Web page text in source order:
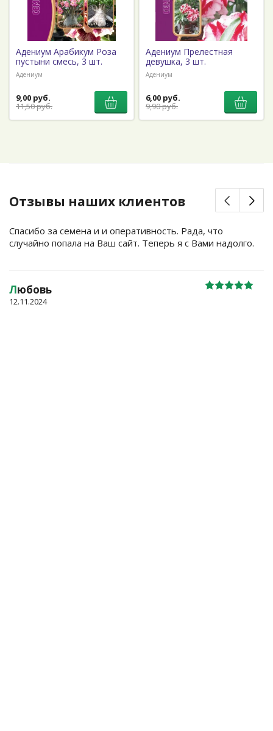
Адениум Арабикум Роза
пустыни смесь, 3 шт.
Адениум
9,00 руб.
11,50 руб.
Адениум Прелестная
девушка, 3 шт.
Адениум
6,00 руб.
9,90 руб.
Отзывы наших клиентов
Спасибо за семена и и оперативность. Рада, что
случайно попала на Ваш сайт. Теперь я с Вами надолго.
Любовь
12.11.2024